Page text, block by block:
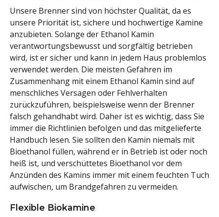
Unsere Brenner sind von höchster Qualität, da es
unsere Priorität ist, sichere und hochwertige Kamine
anzubieten. Solange der Ethanol Kamin
verantwortungsbewusst und sorgfältig betrieben
wird, ist er sicher und kann in jedem Haus problemlos
verwendet werden. Die meisten Gefahren im
Zusammenhang mit einem Ethanol Kamin sind auf
menschliches Versagen oder Fehlverhalten
zurückzuführen, beispielsweise wenn der Brenner
falsch gehandhabt wird. Daher ist es wichtig, dass Sie
immer die Richtlinien befolgen und das mitgelieferte
Handbuch lesen. Sie sollten den Kamin niemals mit
Bioethanol füllen, während er in Betrieb ist oder noch
heiß ist, und verschüttetes Bioethanol vor dem
Anzünden des Kamins immer mit einem feuchten Tuch
aufwischen, um Brandgefahren zu vermeiden.
Flexible Biokamine